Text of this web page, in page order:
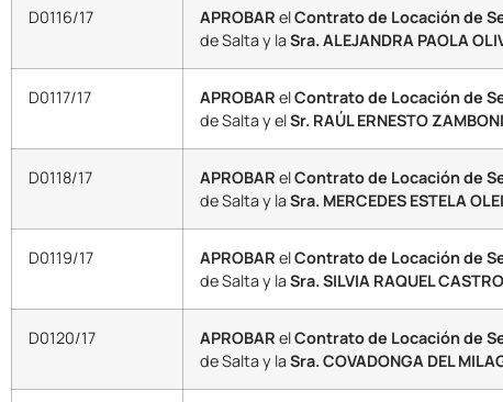
D0116/17 APROBAR elContrato de Locación de
de Salta y laSra. ALEJANDRA PAOLA
D0117/17 APROBAR elContrato de Locación de
de Salta y elSr. RAÚL ERNESTO
D0118/17 APROBAR elContrato de Locación de
de Salta y laSra. MERCEDES ESTELA
D0119/17 APROBAR elContrato de Locación de
de Salta y laSra. SILVIA RAQUEL
D0120/17 APROBAR elContrato de Locación de
de Salta y laSra. COVADONGA DEL